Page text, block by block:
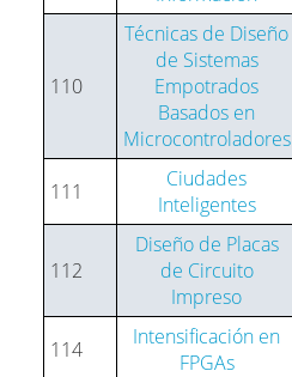
110
Técnicas de Diseño
de Sistemas
Empotrados
Basados en
Microcontroladores
111
Ciudades
Inteligentes
112
Diseño de Placas
de Circuito
Impreso
114
Intensificación en
FPGAs